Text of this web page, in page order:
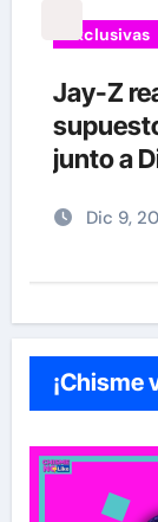
Exclusivas
Jay-Z
junto a
Dic 9,
¡Chisme